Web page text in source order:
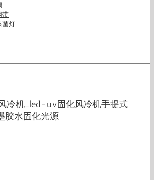
带
菌灯
冷机_led-uv固化风冷机手提式
胶水固化光源